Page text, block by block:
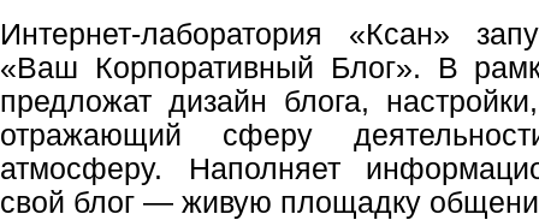
Интернет-лаборатория «Ксан»
«Ваш Корпоративный Блог». В
предложат дизайн блога,
отражающий сферу
атмосферу. Наполняет
свой блог — живую площадку